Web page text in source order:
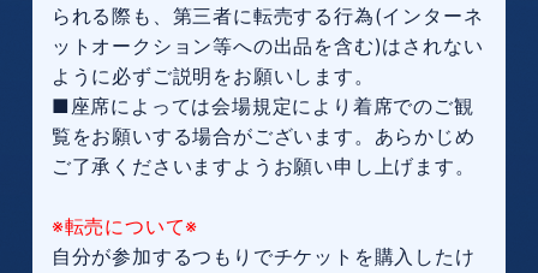
られる際も、第三者に転売する行為(インターネ
ットオークション等への出品を含む)はされない
ように必ずご説明をお願いします。
■座席によっては会場規定により着席でのご観
覧をお願いする場合がございます。あらかじめ
ご了承くださいますようお願い申し上げます。
※転売について※
自分が参加するつもりでチケットを購入したけ